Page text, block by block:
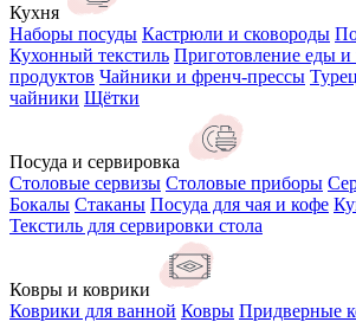
Кухня
Наборы посуды Кастрюли и сковороды
Кухонный текстиль Приготовление еды и
продуктов Чайники и френч-прессы
чайники Щётки
Посуда и сервировка
Столовые сервизы Столовые приборы
Бокалы Стаканы Посуда для чая и кофе
Текстиль для сервировки стола
Ковры и коврики
Коврики для ванной Ковры Придверные